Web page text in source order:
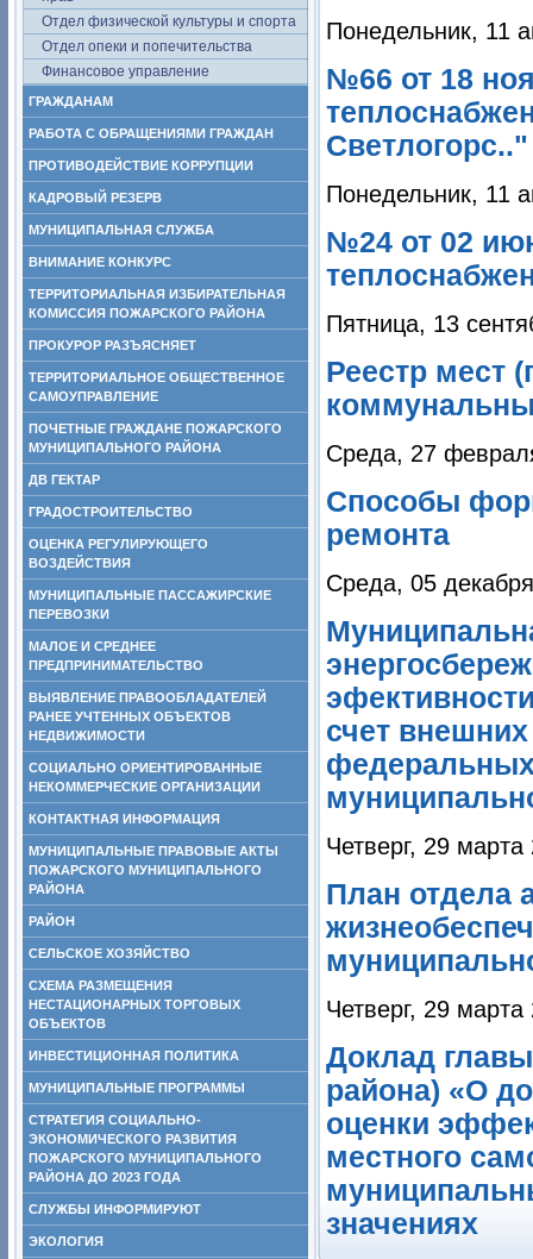
Отдел физической культуры и спорта
Отдел опеки и попечительства
Финансовое управление
ГРАЖДАНАМ
РАБОТА С ОБРАЩЕНИЯМИ ГРАЖДАН
ПРОТИВОДЕЙСТВИЕ КОРРУПЦИИ
КАДРОВЫЙ РЕЗЕРВ
МУНИЦИПАЛЬНАЯ СЛУЖБА
ВНИМАНИЕ КОНКУРС
ТЕРРИТОРИАЛЬНАЯ ИЗБИРАТЕЛЬНАЯ
КОМИССИЯ ПОЖАРСКОГО РАЙОНА
ПРОКУРОР РАЗЪЯСНЯЕТ
ТЕРРИТОРИАЛЬНОЕ ОБЩЕСТВЕННОЕ
САМОУПРАВЛЕНИЕ
ПОЧЕТНЫЕ ГРАЖДАНЕ ПОЖАРСКОГО
МУНИЦИПАЛЬНОГО РАЙОНА
ДВ ГЕКТАР
ГРАДОСТРОИТЕЛЬСТВО
ОЦЕНКА РЕГУЛИРУЮЩЕГО
ВОЗДЕЙСТВИЯ
МУНИЦИПАЛЬНЫЕ ПАССАЖИРСКИЕ
ПЕРЕВОЗКИ
МАЛОЕ И СРЕДНЕЕ
ПРЕДПРИНИМАТЕЛЬСТВО
ВЫЯВЛЕНИЕ ПРАВООБЛАДАТЕЛЕЙ
РАНЕЕ УЧТЕННЫХ ОБЪЕКТОВ
НЕДВИЖИМОСТИ
СОЦИАЛЬНО ОРИЕНТИРОВАННЫЕ
НЕКОММЕРЧЕСКИЕ ОРГАНИЗАЦИИ
КОНТАКТНАЯ ИНФОРМАЦИЯ
МУНИЦИПАЛЬНЫЕ ПРАВОВЫЕ АКТЫ
ПОЖАРСКОГО МУНИЦИПАЛЬНОГО
РАЙОНА
РАЙОН
СЕЛЬСКОЕ ХОЗЯЙСТВО
СХЕМА РАЗМЕЩЕНИЯ
НЕСТАЦИОНАРНЫХ ТОРГОВЫХ
ОБЪЕКТОВ
ИНВЕСТИЦИОННАЯ ПОЛИТИКА
МУНИЦИПАЛЬНЫЕ ПРОГРАММЫ
СТРАТЕГИЯ СОЦИАЛЬНО-
ЭКОНОМИЧЕСКОГО РАЗВИТИЯ
ПОЖАРСКОГО МУНИЦИПАЛЬНОГО
РАЙОНА ДО 2023 ГОДА
СЛУЖБЫ ИНФОРМИРУЮТ
ЭКОЛОГИЯ
Понедельник, 11
№66 от 18
Светлогорс.."
Понедельник, 11
№24 от 02
Пятница, 13
Реестр мест
Среда, 27
Способы
ремонта
Среда, 05
счет
Четверг, 29
План отдела
Четверг, 29
Доклад
района) «О
оценки
местного
значениях